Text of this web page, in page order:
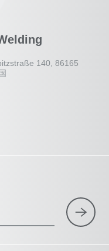
140, 86165